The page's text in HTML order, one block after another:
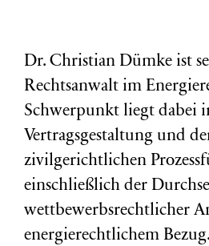
Dr. Christian Dümke ist
Rechtsanwalt im
Schwerpunkt liegt dabei
Vertragsgestaltung und
zivilgerichtlichen
einschließlich der
wettbewerbsrechtlicher
energierechtlichem